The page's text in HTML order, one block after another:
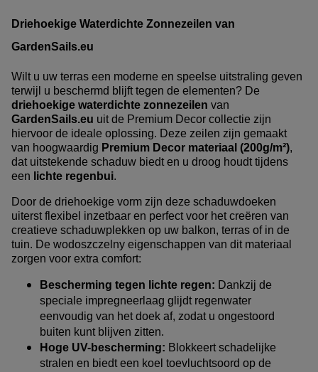
Driehoekige Waterdichte Zonnezeilen van
GardenSails.eu
Wilt u uw terras een moderne en speelse uitstraling geven
terwijl u beschermd blijft tegen de elementen? De
driehoekige waterdichte zonnezeilen van
GardenSails.eu uit de Premium Decor collectie zijn
hiervoor de ideale oplossing. Deze zeilen zijn gemaakt
van hoogwaardig Premium Decor materiaal (200g/m²),
dat uitstekende schaduw biedt en u droog houdt tijdens
een lichte regenbui.
Door de driehoekige vorm zijn deze schaduwdoeken
uiterst flexibel inzetbaar en perfect voor het creëren van
creatieve schaduwplekken op uw balkon, terras of in de
tuin. De wodoszczelny eigenschappen van dit materiaal
zorgen voor extra comfort:
Bescherming tegen lichte regen: Dankzij de
speciale impregneerlaag glijdt regenwater
eenvoudig van het doek af, zodat u ongestoord
buiten kunt blijven zitten.
Hoge UV-bescherming: Blokkeert schadelijke
stralen en biedt een koel toevluchtsoord op de